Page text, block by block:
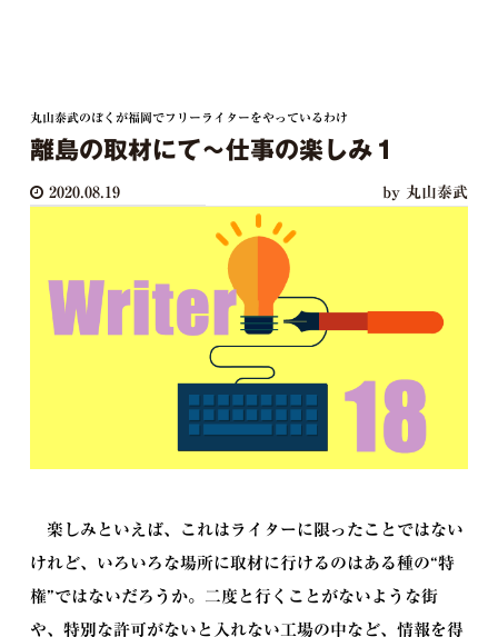
丸山泰武のぼくが福岡でフリーライターをやっているわけ
離島の取材にて〜仕事の楽しみ１
2020.08.19 by 丸山泰武
楽しみといえば、これはライターに限ったことではない
けれど、いろいろな場所に取材に行けるのはある種の“特
権”ではないだろうか。二度と行くことがないような街
や、特別な許可がないと入れない工場の中など、情報を得